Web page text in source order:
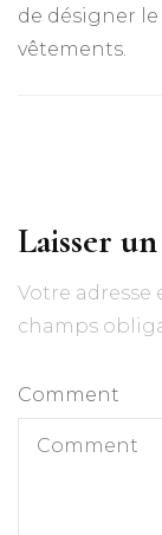
de désigner
vêtements.
Laisser
Votre adresse
champs
Comment